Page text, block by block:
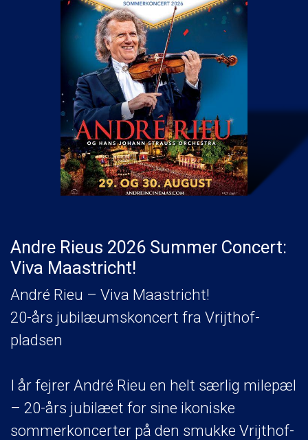
Andre Rieus 2026 Summer Concert:
Viva Maastricht!
André Rieu – Viva Maastricht!
20-års jubilæumskoncert fra Vrijthof-
pladsen
I år fejrer André Rieu en helt særlig milepæl
– 20-års jubilæet for sine ikoniske
sommerkoncerter på den smukke Vrijthof-